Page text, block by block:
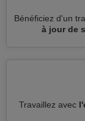
Bénéficiez d'un
à jour de
Travaillez avec